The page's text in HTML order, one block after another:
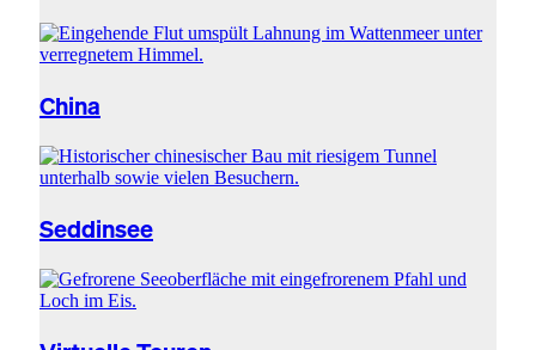
China
Seddinsee